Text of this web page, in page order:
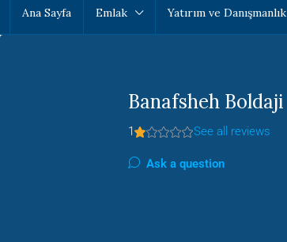
Ana Sayfa Emlak Yatırım ve Danışmanlık
Banafsheh Boldaji
1 See all reviews
Ask a question